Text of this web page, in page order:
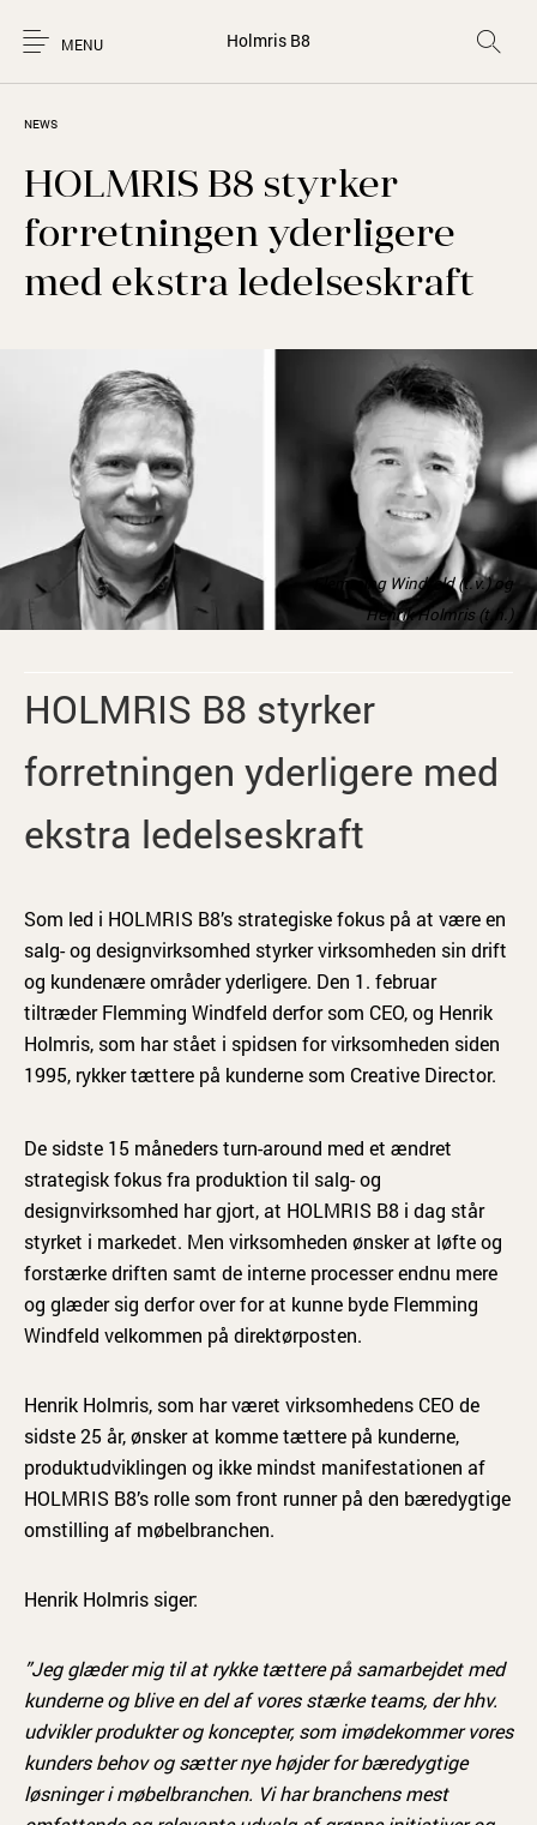
MENU Holmris B8
NEWS
HOLMRIS B8 styrker
forretningen yderligere
med ekstra ledelseskraft
Flemming Windfeld (t.v.) og
Henrik Holmris (t.h.)
HOLMRIS B8 styrker
forretningen yderligere med
ekstra ledelseskraft
Som led i HOLMRIS B8’s strategiske fokus på at være en
salg- og designvirksomhed styrker virksomheden sin drift
og kundenære områder yderligere. Den 1. februar
tiltræder Flemming Windfeld derfor som CEO, og Henrik
Holmris, som har stået i spidsen for virksomheden siden
1995, rykker tættere på kunderne som Creative Director.
De sidste 15 måneders turn-around med et ændret
strategisk fokus fra produktion til salg- og
designvirksomhed har gjort, at HOLMRIS B8 i dag står
styrket i markedet. Men virksomheden ønsker at løfte og
forstærke driften samt de interne processer endnu mere
og glæder sig derfor over for at kunne byde Flemming
Windfeld velkommen på direktørposten.
Henrik Holmris, som har været virksomhedens CEO de
sidste 25 år, ønsker at komme tættere på kunderne,
produktudviklingen og ikke mindst manifestationen af
HOLMRIS B8’s rolle som front runner på den bæredygtige
omstilling af møbelbranchen.
Henrik Holmris siger:
”Jeg glæder mig til at rykke tættere på samarbejdet med
kunderne og blive en del af vores stærke teams, der hhv.
udvikler produkter og koncepter, som imødekommer vores
kunders behov og sætter nye højder for bæredygtige
løsninger i møbelbranchen. Vi har branchens mest